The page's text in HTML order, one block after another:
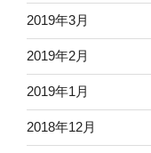
2019年3月
2019年2月
2019年1月
2018年12月